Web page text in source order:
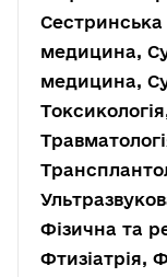
медицина,
медицина,
Фізична та
Фтизіатрія,